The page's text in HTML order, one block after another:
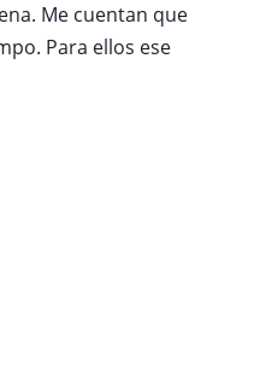
Me cuentan que
Para ellos ese